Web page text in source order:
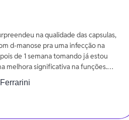
na qualidade das capsulas,
d-manose pra uma infecção na
de 1 semana tomando já estou
melhora significativa na funções.